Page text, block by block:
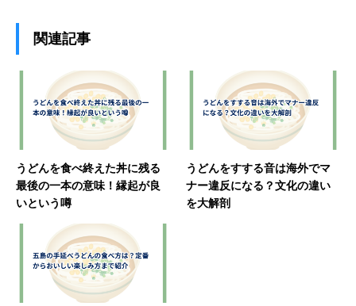
関連記事
うどんを食べ終えた丼に残る
最後の一本の意味！縁起が良
いという噂
うどんをすする音は海外でマ
ナー違反になる？文化の違い
を大解剖